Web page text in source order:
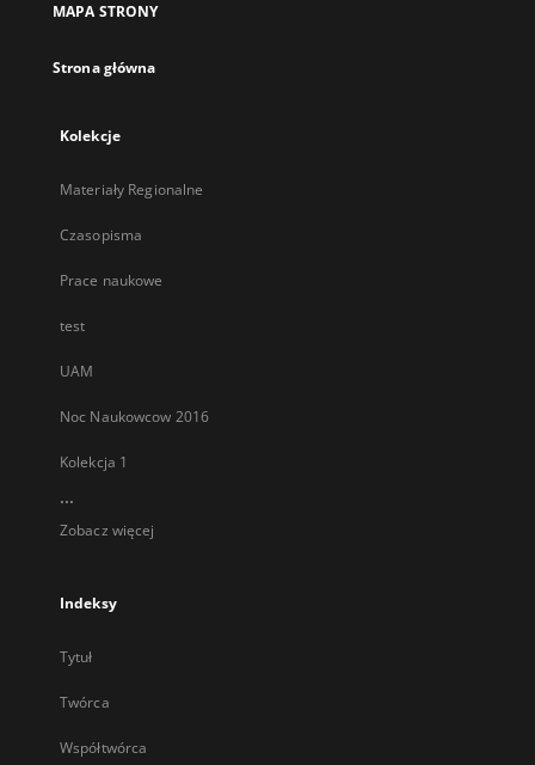
karcie
MAPA STRONY
Strona główna
Kolekcje
Materiały Regionalne
Czasopisma
Prace naukowe
test
UAM
Noc Naukowcow 2016
Kolekcja 1
...
Zobacz więcej
Indeksy
Tytuł
Twórca
Współtwórca